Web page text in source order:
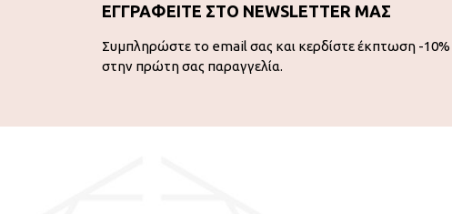
ΕΓΓΡΑΦΕΙΤΕ ΣΤΟ NEWSLETTER ΜΑΣ
Συμπληρώστε το email σας και κερδίστε έκπτωση -10%
στην πρώτη σας παραγγελία.